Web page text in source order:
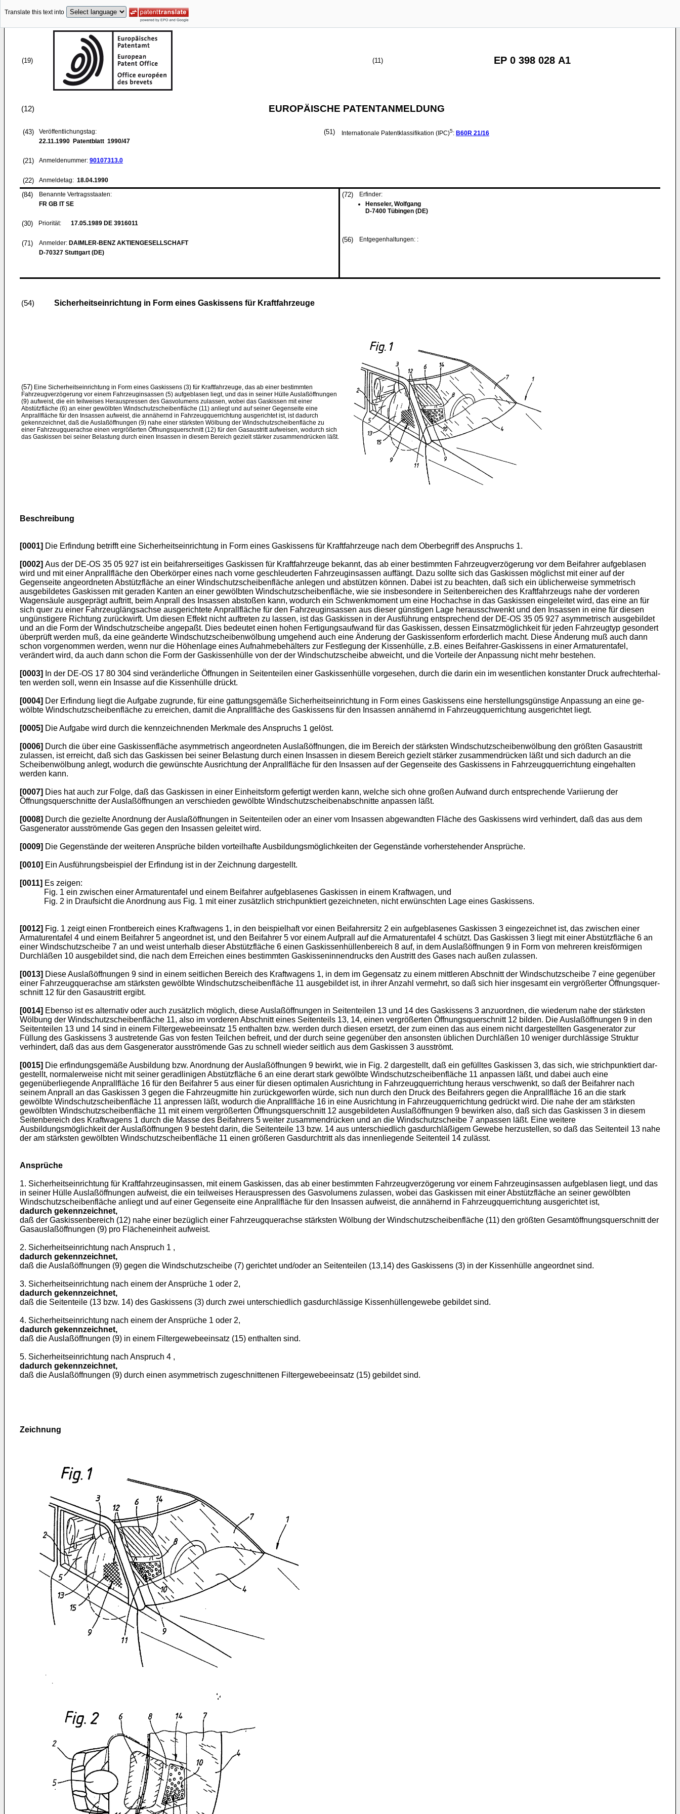
Translate this text into
(19) (11) EP 0 398 028 A1
(12) EUROPÄISCHE PATENTANMELDUNG
(43)
Veröffentlichungstag:
22.11.1990 Patentblatt 1990/47
(21) Anmeldenummer: 90107313.0
(22) Anmeldetag: 18.04.1990
(51) Internationale Patentklassifikation (IPC)5: B60R 21/16
(84)
Benannte Vertragsstaaten:
FR GB IT SE
(30) Priorität: 17.05.1989 DE 3916011
(71) Anmelder: DAIMLER-BENZ AKTIENGESELLSCHAFT
D-70327 Stuttgart (DE)
(72)
Erfinder:
Henseler, Wolfgang
D-7400 Tübingen (DE)
(56) Entgegenhaltungen: :
(54) Sicherheitseinrichtung in Form eines Gaskissens für Kraftfahrzeuge
(57) Eine Sicherheitseinrichtung in Form eines Gaskissens (3) für Kraftfahrzeuge, das ab einer bestimmten
Fahrzeugverzöge­rung vor einem Fahrzeuginsassen (5) aufgeblasen liegt, und das in seiner Hülle Auslaßöffnungen
(9) aufweist, die ein teil­weises Herauspressen des Gasvolumens zulassen, wobei das Gaskissen mit einer
Abstützfläche (6) an einer gewölbten Wind­schutzscheibenfläche (11) anliegt und auf seiner Gegenseite eine
Anprallfläche für den Insassen aufweist, die annä­hernd in Fahrzeugquerrichtung ausgerichtet ist, ist da­durch
gekennzeichnet, daß die Auslaßöffnungen (9) nahe einer stärksten Wölbung der Windschutzscheibenfläche zu
einer Fahrzeugquerachse einen vergrößerten Öffnungsquerschnitt (12) für den Gasaustritt aufweisen, wodurch sich
das Gaskissen bei seiner Belastung durch einen Insassen in diesem Be­reich gezielt stärker zusammendrücken läßt.
Beschreibung
[0001] Die Erfindung betrifft eine Sicherheitseinrichtung in Form eines Gaskissens für Kraftfahrzeuge nach dem Oberbegriff des Anspruchs 1.
[0002] Aus der DE-OS 35 05 927 ist ein beifahrerseitiges Gaskis­sen für Kraftfahrzeuge bekannt, das ab einer bestimmten Fahrzeugverzögerung vor dem Beifahrer aufgeblasen
wird und mit einer Anprallfläche den Oberkörper eines nach vorne geschleuderten Fahrzeuginsassen auffängt. Dazu sollte sich das Gaskissen möglichst mit einer auf der
Gegenseite an­geordneten Abstützfläche an einer Windschutzscheibenfläche anlegen und abstützen können. Dabei ist zu beachten, daß sich ein üblicherweise symmetrisch
ausgebildetes Gaskissen mit geraden Kanten an einer gewölbten Windschutzscheiben­fläche, wie sie insbesondere in Seitenbereichen des Kraft­fahrzeugs nahe der vorderen
Wagensäule ausgeprägt auftritt, beim Anprall des Insassen abstoßen kann, wodurch ein Schwenkmoment um eine Hochachse in das Gaskissen eingeleitet wird, das eine an für
sich quer zu einer Fahr­zeuglängsachse ausgerichtete Anprallfläche für den Fahr­zeuginsassen aus dieser günstigen Lage herausschwenkt und den Insassen in eine für diesen
ungünstigere Richtung zu­rückwirft. Um diesen Effekt nicht auftreten zu lassen, ist das Gaskissen in der Ausführung entsprechend der DE-OS 35 05 927 asymmetrisch ausgebildet
und an die Form der Wind­schutzscheibe angepaßt. Dies bedeutet einen hohen Ferti­gungsaufwand für das Gaskissen, dessen Einsatzmöglichkeit für jeden Fahrzeugtyp gesondert
überprüft werden muß, da eine geänderte Windschutzscheibenwölbung umgehend auch eine Änderung der Gaskissenform erforderlich macht. Diese Änderung muß auch dann
schon vorgenommen werden, wenn nur die Höhenlage eines Aufnahmebehälters zur Festlegung der Kissenhülle, z.B. eines Beifahrer-Gaskissens in einer Ar­maturentafel,
verändert wird, da auch dann schon die Form der Gaskissenhülle von der der Windschutzscheibe abweicht, und die Vorteile der Anpassung nicht mehr bestehen.
[0003]
In der DE-OS 17 80 304 sind veränderliche Öffnungen in Seitenteilen einer Gaskissenhülle vorgesehen, durch die darin ein im wesentlichen konstanter Druck aufrechterhal­
ten werden soll, wenn ein Insasse auf die Kissenhülle drückt.
[0004] Der Erfindung liegt die Aufgabe zugrunde, für eine gattungsgemäße Sicherheitseinrichtung in Form eines Gas­kissens eine herstellungsgünstige Anpassung an eine ge­
wölbte Windschutzscheibenfläche zu erreichen, damit die Anprallfläche des Gaskissens für den Insassen annähernd in Fahrzeugquerrichtung ausgerichtet liegt.
[0005] Die Aufgabe wird durch die kennzeichnenden Merkmale des Anspruchs 1 gelöst.
[0006] Durch die über eine Gaskissenfläche asymmetrisch angeord­neten Auslaßöffnungen, die im Bereich der stärksten Wind­schutzscheibenwölbung den größten Gasaustritt
zulassen, ist erreicht, daß sich das Gaskissen bei seiner Belastung durch einen Insassen in diesem Bereich gezielt stärker zusammendrücken läßt und sich dadurch an die
Scheibenwöl­bung anlegt, wodurch die gewünschte Ausrichtung der An­prallfläche für den Insassen auf der Gegenseite des Gas­kissens in Fahrzeugquerrichtung eingehalten
werden kann.
[0007] Dies hat auch zur Folge, daß das Gaskissen in einer Ein­heitsform gefertigt werden kann, welche sich ohne großen Aufwand durch entsprechende Variierung der
Öffnungsquer­schnitte der Auslaßöffnungen an verschieden gewölbte Wind­schutzscheibenabschnitte anpassen läßt.
[0008] Durch die gezielte Anordnung der Auslaßöffnungen in Sei­tenteilen oder an einer vom Insassen abgewandten Fläche des Gaskissens wird verhindert, daß das aus dem
Gasgene­rator ausströmende Gas gegen den Insassen geleitet wird.
[0009] Die Gegenstände der weiteren Ansprüche bilden vorteilhafte Ausbildungsmöglichkeiten der Gegenstände vorherstehender Ansprüche.
[0010] Ein Ausführungsbeispiel der Erfindung ist in der Zeichnung dargestellt.
[0011] Es zeigen:
Fig. 1 ein zwischen einer Armaturentafel und einem Beifahrer aufgeblasenes Gaskissen in einem Kraftwagen, und
Fig. 2 in Draufsicht die Anordnung aus Fig. 1 mit einer zusätzlich strichpunktiert gezeichneten, nicht erwünschten Lage eines Gaskissens.
[0012] Fig. 1 zeigt einen Frontbereich eines Kraftwagens 1, in den beispielhaft vor einen Beifahrersitz 2 ein aufgebla­senes Gaskissen 3 eingezeichnet ist, das zwischen einer
Armaturentafel 4 und einem Beifahrer 5 angeordnet ist, und den Beifahrer 5 vor einem Aufprall auf die Armaturentafel 4 schützt. Das Gaskissen 3 liegt mit einer Abstützfläche 6 an
einer Windschutzscheibe 7 an und weist unterhalb dieser Abstützfläche 6 einen Gaskissenhüllenbereich 8 auf, in dem Auslaßöffnungen 9 in Form von mehreren kreisförmigen
Durch­läßen 10 ausgebildet sind, die nach dem Erreichen eines bestimmten Gaskisseninnendrucks den Austritt des Gases nach außen zulassen.
[0013] Diese Auslaßöffnungen 9 sind in einem seitlichen Bereich des Kraftwagens 1, in dem im Gegensatz zu einem mittleren Abschnitt der Windschutzscheibe 7 eine gegenüber
einer Fahrzeugquerachse am stärksten gewölbte Windschutzschei­benfläche 11 ausgebildet ist, in ihrer Anzahl vermehrt, so daß sich hier insgesamt ein vergrößerter Öffnungsquer­
schnitt 12 für den Gasaustritt ergibt.
[0014] Ebenso ist es alternativ oder auch zusätzlich möglich, diese Auslaßöffnungen in Seitenteilen 13 und 14 des Gas­kissens 3 anzuordnen, die wiederum nahe der stärksten
Wölbung der Windschutzscheibenfläche 11, also im vorderen Abschnitt eines Seitenteils 13, 14, einen vergrößerten Öffnungsquerschnitt 12 bilden. Die Auslaßöffnungen 9 in den
Seitenteilen 13 und 14 sind in einem Filtergewebeein­satz 15 enthalten bzw. werden durch diesen ersetzt, der zum einen das aus einem nicht dargestellten Gasgenerator zur
Füllung des Gaskissens 3 austretende Gas von festen Teilchen befreit, und der durch seine gegenüber den an­sonsten üblichen Durchläßen 10 weniger durchlässige Struktur
verhindert, daß das aus dem Gasgenerator aus­strömende Gas zu schnell wieder seitlich aus dem Gaskissen 3 ausströmt.
[0015] Die erfindungsgemäße Ausbildung bzw. Anordnung der Aus­laßöffnungen 9 bewirkt, wie in Fig. 2 dargestellt, daß ein gefülltes Gaskissen 3, das sich, wie strichpunktiert dar­
gestellt, normalerweise nicht mit seiner geradlinigen Ab­stützfläche 6 an eine derart stark gewölbte Windschutzscheibenfläche 11 anpassen läßt, und dabei auch eine
gegenüberliegende Anprallfläche 16 für den Beifahrer 5 aus einer für diesen optimalen Ausrichtung in Fahrzeug­querrichtung heraus verschwenkt, so daß der Beifahrer nach
seinem Anprall an das Gaskissen 3 gegen die Fahrzeugmitte hin zurückgeworfen würde, sich nun durch den Druck des Beifahrers gegen die Anprallfläche 16 an die stark
gewölbte Windschutzscheibenfläche 11 anpressen läßt, wodurch die Anprallfläche 16 in eine Ausrichtung in Fahrzeugquerrich­tung gedrückt wird. Die nahe der am stärksten
gewölbten Windschutzscheibenfläche 11 mit einem vergrößerten Öff­nungsquerschnitt 12 ausgebildeten Auslaßöffnungen 9 be­wirken also, daß sich das Gaskissen 3 in diesem
Seiten­bereich des Kraftwagens 1 durch die Masse des Beifahrers 5 weiter zusammendrücken und an die Windschutzscheibe 7 an­passen läßt. Eine weitere
Ausbildungsmöglichkeit der Aus­laßöffnungen 9 besteht darin, die Seitenteile 13 bzw. 14 aus unterschiedlich gasdurchläßigem Gewebe herzustellen, so daß das Seitenteil 13 nahe
der am stärksten gewölbten Windschutzscheibenfläche 11 einen größeren Gasdurchtritt als das innenliegende Seitenteil 14 zulässt.
Ansprüche
1. Sicherheitseinrichtung für Kraftfahrzeuginsassen, mit einem Gaskissen, das ab einer bestimmten Fahrzeugverzögerung vor einem Fahrzeuginsassen aufgeblasen liegt, und das
in seiner Hülle Auslaßöffnungen aufweist, die ein teilweises Heraus­pressen des Gasvolumens zulassen, wobei das Gaskissen mit einer Abstützfläche an seiner gewölbten
Windschutzscheibenfläche an­liegt und auf einer Gegenseite eine Anprallfläche für den In­sassen aufweist, die annähernd in Fahrzeugquerrichtung ausge­richtet ist,
dadurch gekennzeichnet,
daß der Gaskissenbereich (12) nahe einer bezüglich einer Fahr­zeugquerachse stärksten Wölbung der Windschutzscheibenfläche (11) den größten Gesamtöffnungsquerschnitt der
Gasauslaßöff­nungen (9) pro Flächeneinheit aufweist.
2. Sicherheitseinrichtung nach Anspruch 1 ,
dadurch gekennzeichnet,
daß die Auslaßöffnungen (9) gegen die Windschutzscheibe (7) gerichtet und/oder an Seitenteilen (13,14) des Gas­kissens (3) in der Kissenhülle angeordnet sind.
3. Sicherheitseinrichtung nach einem der Ansprüche 1 oder 2,
dadurch gekennzeichnet,
daß die Seitenteile (13 bzw. 14) des Gaskissens (3) durch zwei unterschiedlich gasdurchlässige Kissenhüllengewebe gebildet sind.
4. Sicherheitseinrichtung nach einem der Ansprüche 1 oder 2,
dadurch gekennzeichnet,
daß die Auslaßöffnungen (9) in einem Filtergewebeeinsatz (15) enthalten sind.
5. Sicherheitseinrichtung nach Anspruch 4 ,
dadurch gekennzeichnet,
daß die Auslaßöffnungen (9) durch einen asymmetrisch zu­geschnittenen Filtergewebeeinsatz (15) gebildet sind.
Zeichnung